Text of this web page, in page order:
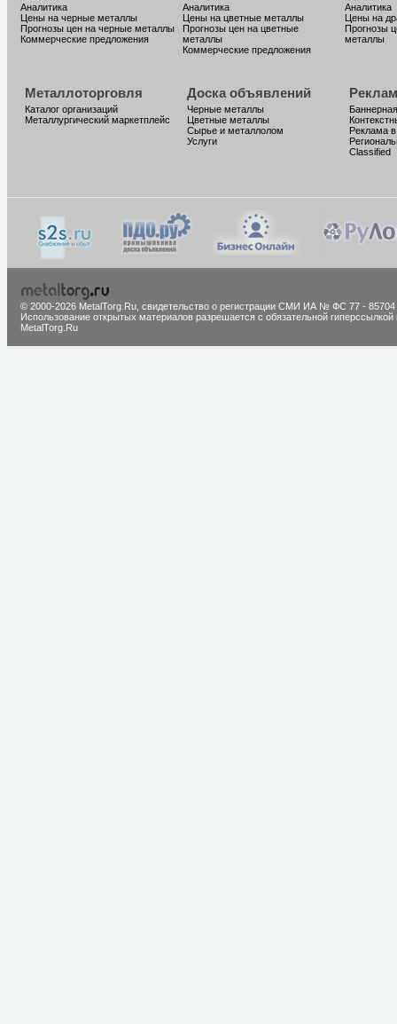
Аналитика
Цены на черные металлы
Прогнозы цен на черные металлы
Коммерческие предложения
Аналитика
Цены на цветные металлы
Прогнозы цен на цветные
металлы
Коммерческие предложения
Аналитика
Цены на
Прогнозы
металлы
Металлоторговля
Каталог организаций
Металлургический маркетплейс
Доска объявлений
Черные металлы
Цветные металлы
Сырье и металлолом
Услуги
Реклама
Classified
© 2000-2026 MetalTorg.Ru, cвидетельство о регистрации СМИ ИА № ФС 77 - 85704
Использование открытых материалов разрешается с обязательной гиперссылкой
MetalTorg.Ru